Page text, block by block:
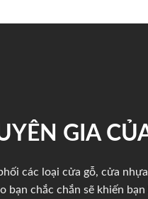
GIA
các loại cửa gỗ, cửa
bạn chắc chắn sẽ khiến